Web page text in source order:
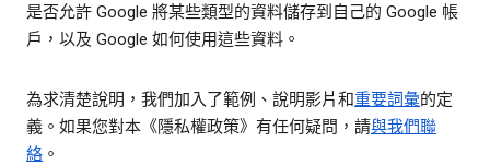
是否允許 Google 將某些類型的資料儲存到自己的 Google 帳
戶，以及 Google 如何使用這些資料。
為求清楚說明，我們加入了範例、說明影片和重要詞彙的定
義。如果您對本《隱私權政策》有任何疑問，請與我們聯
絡 。